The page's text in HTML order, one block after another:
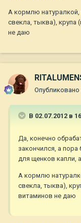
А кормлю натуралкой,
свекла, тыква), крупа
не даю
Опубликовано
В 02.07.2012 в
Да, конечно
закончился, а
для щенков капли,
А кормлю
свекла, тыква),
витаминов не даю